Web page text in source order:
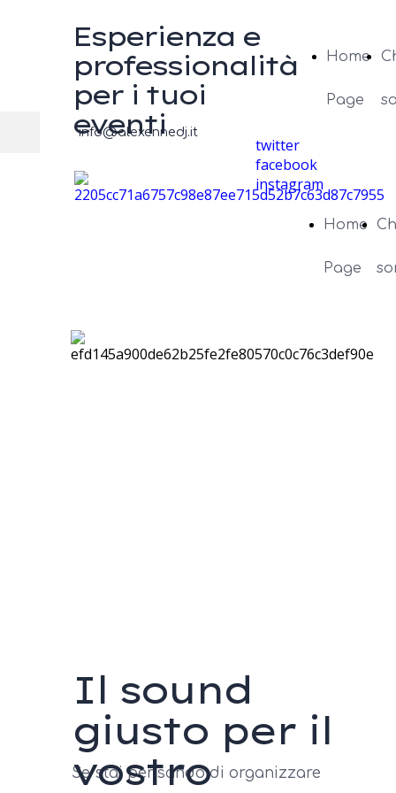
Esperienza e
professionalità
per i tuoi
eventi
Home
Page
twitter
facebook
instagram
info@alexennedj.it
Home
Page
Il sound
giusto per il
vostro
Se stai pensando di organizzare